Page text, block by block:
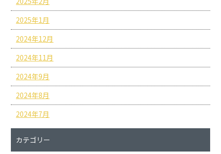
2025年1月
2024年12月
2024年11月
2024年9月
2024年8月
2024年7月
カテゴリー